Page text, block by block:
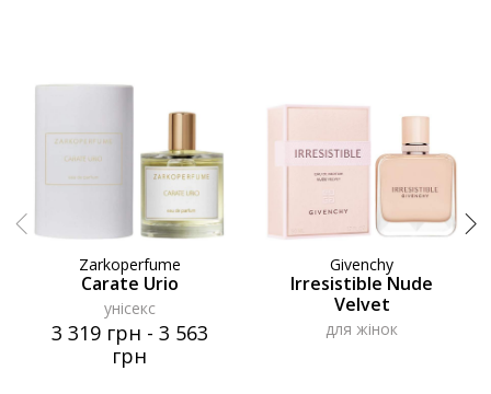
Zarkoperfume
Carate Urio
унісекс
3 319 грн - 3 563
грн
Givenchy
Irresistible Nude
Velvet
для жінок